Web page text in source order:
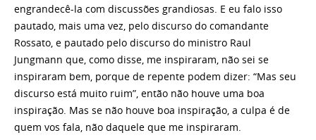
engrandecê-la com discussões grandiosas. E eu falo isso
pautado, mais uma vez, pelo discurso do comandante
Rossato, e pautado pelo discurso do ministro Raul
Jungmann que, como disse, me inspiraram, não sei se
inspiraram bem, porque de repente podem dizer: “Mas seu
discurso está muito ruim”, então não houve uma boa
inspiração. Mas se não houve boa inspiração, a culpa é de
quem vos fala, não daquele que me inspiraram.